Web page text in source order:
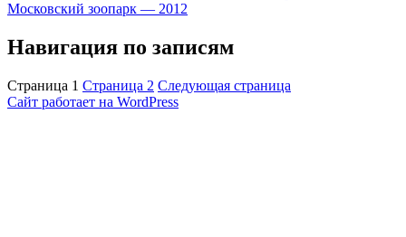
Московский зоопарк — 2012
Навигация по записям
Страница 1 Страница 2 Следующая страница
Сайт работает на WordPress